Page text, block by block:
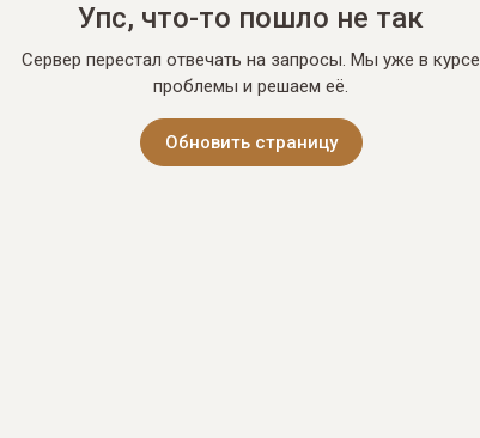
Упс, что-то пошло не так
Сервер перестал отвечать на запросы. Мы уже в курсе
проблемы и решаем её.
Обновить страницу